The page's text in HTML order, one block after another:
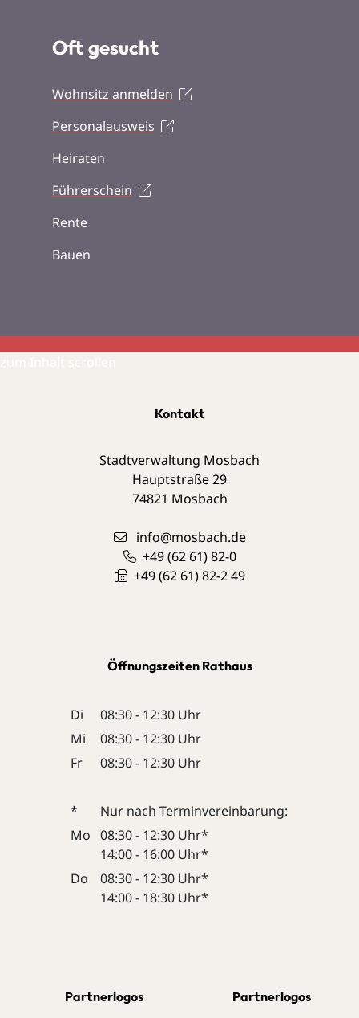
Oft gesucht
Wohnsitz anmelden
Personalausweis
Heiraten
Führerschein
Rente
Bauen
Kontakt
Stadtverwaltung Mosbach
Hauptstraße 29
74821 Mosbach
info@mosbach.de
+49 (62 61) 82-0
+49 (62 61) 82-2 49
Öffnungszeiten Rathaus
Di
08:30 - 12:30 Uhr
Mi
08:30 - 12:30 Uhr
Fr
08:30 - 12:30 Uhr
*
Nur nach Terminvereinbarung:
Mo 08:30 - 12:30 Uhr*
14:00 - 16:00 Uhr*
Do
08:30 - 12:30 Uhr*
14:00 - 18:30 Uhr*
Partnerlogos Partnerlogos